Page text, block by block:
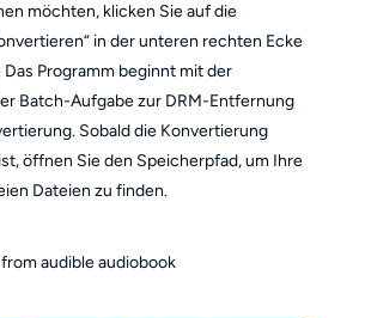
möchten, klicken Sie auf die
in der unteren rechten Ecke
Das Programm beginnt mit der
Batch-Aufgabe zur DRM-Entfernung
Sobald die Konvertierung
öffnen Sie den Speicherpfad, um Ihre
Dateien zu finden.